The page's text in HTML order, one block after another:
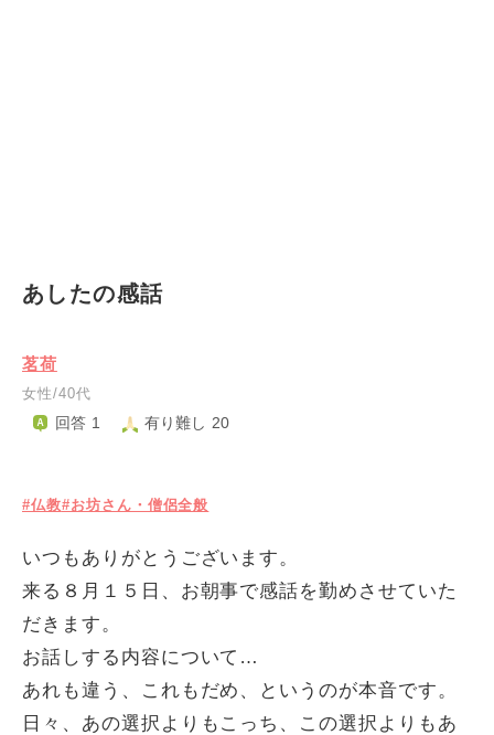
あしたの感話
茗荷
女性/40代
回答 1 有り難し 20
#仏教#お坊さん・僧侶全般
いつもありがとうございます。
来る８月１５日、お朝事で感話を勤めさせていた
だきます。
お話しする内容について…
あれも違う、これもだめ、というのが本音です。
日々、あの選択よりもこっち、この選択よりもあ